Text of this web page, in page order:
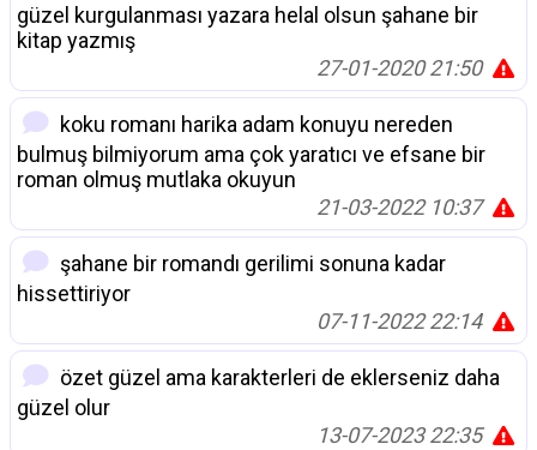
güzel kurgulanması yazara helal olsun şahane bir
kitap yazmış
27-01-2020 21:50
koku romanı harika adam konuyu nereden
bulmuş bilmiyorum ama çok yaratıcı ve efsane bir
roman olmuş mutlaka okuyun
21-03-2022 10:37
şahane bir romandı gerilimi sonuna kadar
hissettiriyor
07-11-2022 22:14
özet güzel ama karakterleri de eklerseniz daha
güzel olur
13-07-2023 22:35